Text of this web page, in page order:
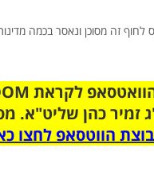
לחוף זה מסוכן ונאסר בכמה
כהן שליט"א.
הווטסאפ לחצו